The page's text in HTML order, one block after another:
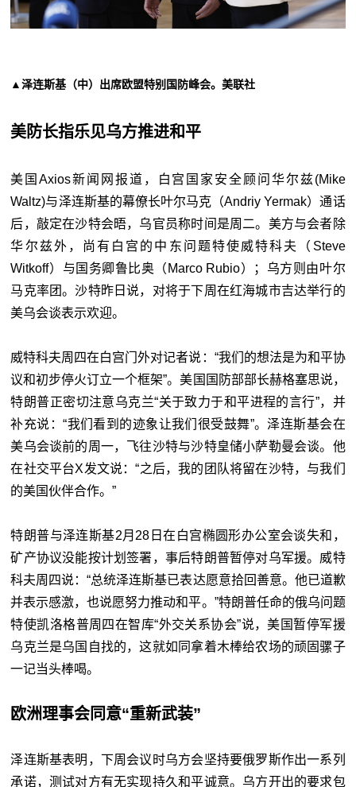
▲泽连斯基（中）出席欧盟特别国防峰会。美联社
美防长指乐见乌方推进和平
美国Axios新闻网报道，白宫国家安全顾问华尔兹(Mike
Waltz)与泽连斯基的幕僚长叶尔马克（Andriy Yermak）通话
后，敲定在沙特会晤，乌官员称时间是周二。美方与会者除
华尔兹外，尚有白宫的中东问题特使威特科夫（Steve
Witkoff）与国务卿鲁比奥（Marco Rubio）；乌方则由叶尔
马克率团。沙特昨日说，对将于下周在红海城市吉达举行的
美乌会谈表示欢迎。
威特科夫周四在白宫门外对记者说：“我们的想法是为和平协
议和初步停火订立一个框架”。美国国防部部长赫格塞思说，
特朗普正密切注意乌克兰“关于致力于和平进程的言行”，并
补充说：“我们看到的迹象让我们很受鼓舞”。泽连斯基会在
美乌会谈前的周一，飞往沙特与沙特皇储小萨勒曼会谈。他
在社交平台X发文说：“之后，我的团队将留在沙特，与我们
的美国伙伴合作。”
特朗普与泽连斯基2月28日在白宫椭圆形办公室会谈失和，
矿产协议没能按计划签署，事后特朗普暂停对乌军援。威特
科夫周四说：“总统泽连斯基已表达愿意拾回善意。他已道歉
并表示感激，也说愿努力推动和平。”特朗普任命的俄乌问题
特使凯洛格普周四在智库“外交关系协会”说，美国暂停军援
乌克兰是乌国自找的，这就如同拿着木棒给农场的顽固骡子
一记当头棒喝。
欧洲理事会同意“重新武装”
泽连斯基表明，下周会议时乌方会坚持要俄罗斯作出一系列
承诺，测试对方有无实现持久和平诚意。乌方开出的要求包